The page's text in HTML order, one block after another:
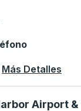
Más Detalles
Airport
las teclas